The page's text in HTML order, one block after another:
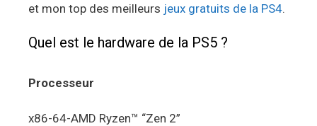
et mon top des meilleurs jeux gratuits de la PS4.
Quel est le hardware de la PS5 ?
Processeur
x86-64-AMD Ryzen™ “Zen 2”